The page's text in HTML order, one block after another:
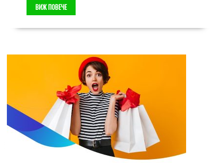
ВИЖ ПОВЕЧЕ